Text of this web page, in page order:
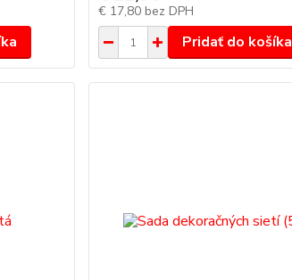
€ 17,80 bez DPH
Pridať do košíka